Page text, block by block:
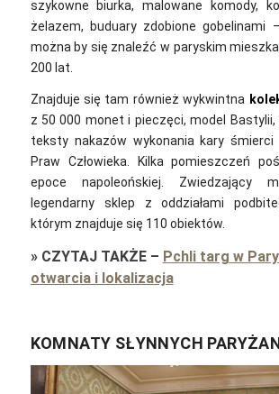
szykowne biurka, malowane komody,
żelazem, buduary zdobione gobelinami
można by się znaleźć w paryskim
200 lat.
Znajduje się tam również wykwintna
z 50 000 monet i pieczęci, model Bastylii,
teksty nakazów wykonania kary śmierci
Praw Człowieka. Kilka pomieszczeń
epoce napoleońskiej. Zwiedzający
legendarny sklep z oddziałami
którym znajduje się 110 obiektów.
» CZYTAJ TAKŻE– Pchli targ w
otwarcia i lokalizacja
KOMNATY SŁYNNYCH